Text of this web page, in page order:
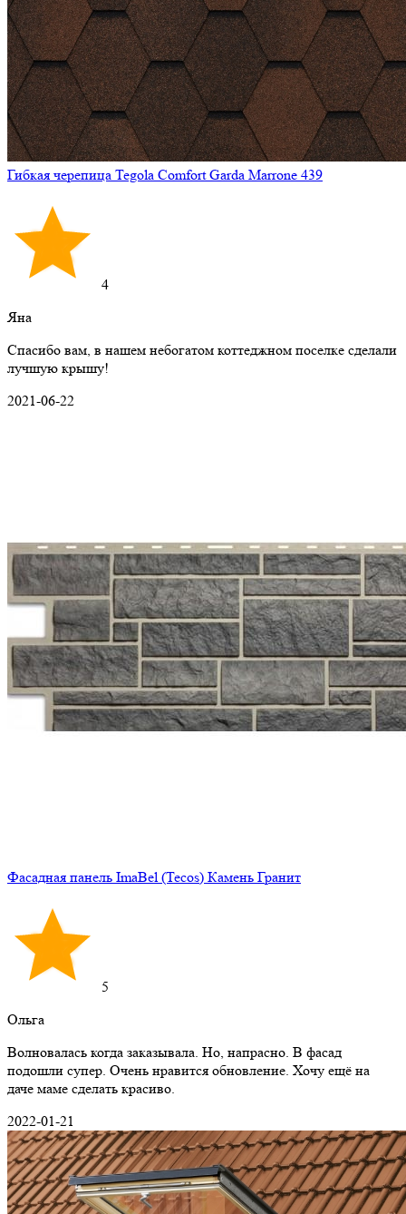
Гибкая черепица Tegola Comfort Garda Marrone 439
4
Яна
Спасибо вам, в нашем небогатом коттеджном поселке сделали
лучшую крышу!
2021-06-22
Фасадная панель ImaBel (Tecos) Камень Гранит
5
Ольга
Волновалась когда заказывала. Но, напрасно. В фасад
подошли супер. Очень нравится обновление. Хочу ещё на
даче маме сделать красиво.
2022-01-21